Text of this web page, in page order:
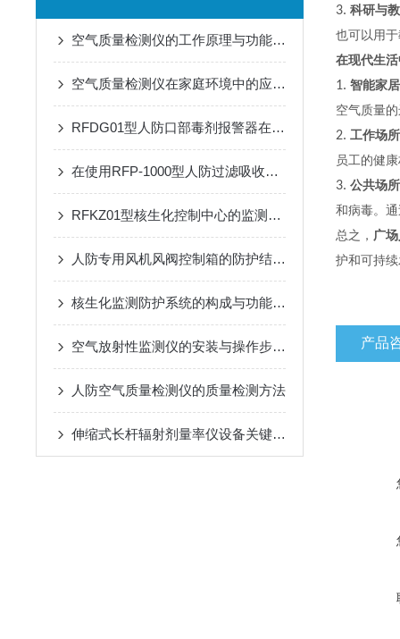
空气质量检测仪的工作原理与功能特点概述
空气质量检测仪在家庭环境中的应用与选购技巧
RFDG01型人防口部毒剂报警器在应急响应中的应用效果
在使用RFP-1000型人防过滤吸收器时需要遵循的安全操作规程
RFKZ01型核生化控制中心的监测系统与应用
人防专用风机风阀控制箱的防护结构：防潮、防霉与抗冲击设计
核生化监测防护系统的构成与功能详解
空气放射性监测仪的安装与操作步骤介绍
人防空气质量检测仪的质量检测方法
伸缩式长杆辐射剂量率仪设备关键技术与应用
3. 科研与
也可以用
在现代生
1. 智能家居
空气质量
2. 工作场所
员工的健
3. 公共场所
和病毒。
总之， 广
护和可持
产品